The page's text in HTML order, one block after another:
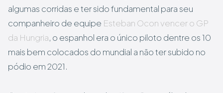
algumas corridas e ter sido fundamental para seu
companheiro de equipe Esteban Ocon vencer o GP
da Hungria, o espanhol era o único piloto dentre os 10
mais bem colocados do mundial a não ter subido no
pódio em 2021.